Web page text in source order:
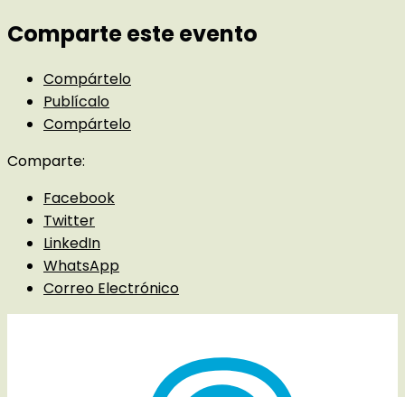
Comparte este evento
Compártelo
Publícalo
Compártelo
Comparte:
Facebook
Twitter
LinkedIn
WhatsApp
Correo Electrónico